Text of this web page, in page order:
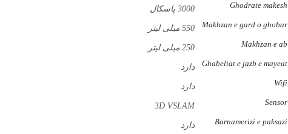
Ghodrate makesh
3000 پاسکال
Makhzan e gard o ghobar
550 میلی لیتر
Makhzan e ab
250 میلی لیتر
Ghabeliat e jazb e mayeat
دارد
Wifi
دارد
Sensor
3D VSLAM
Barnamerizi e paksazi
دارد